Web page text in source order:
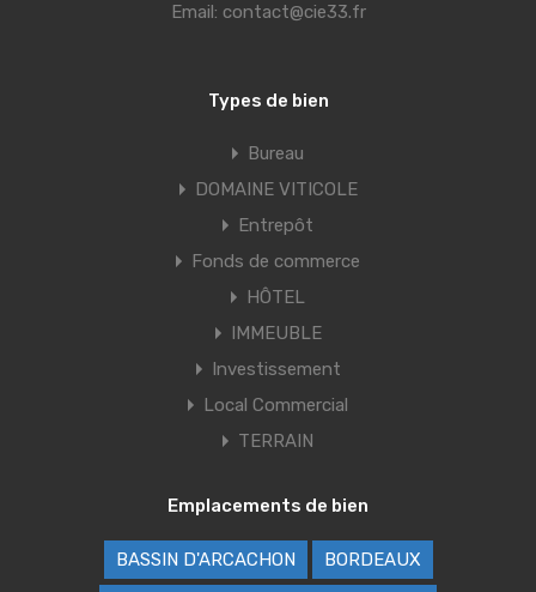
Email: contact@cie33.fr
Types de bien
Bureau
DOMAINE VITICOLE
Entrepôt
Fonds de commerce
HÔTEL
IMMEUBLE
Investissement
Local Commercial
TERRAIN
Emplacements de bien
BASSIN D'ARCACHON BORDEAUX